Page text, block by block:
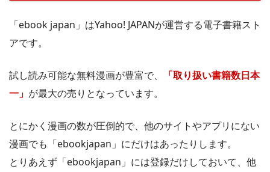
画を購入できます。
「ebook japan」はYahoo! JAPANが運営する電子書籍スト
アです。
試し読み可能な無料漫画が豊富で、
「取り扱い書籍数日本
一」 が最大の売りとなっています。
とにかく漫画の数が圧倒的で、他のサイトやアプリにない
漫画でも「ebookjapan」にだけはあったりします。
とりあえず「ebookjapan」には登録だけしておいて、他